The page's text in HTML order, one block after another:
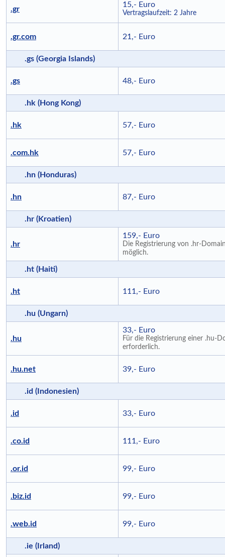
.gr
15,- Euro
Vertragslaufzeit: 2 Jahre
.gr.com 21,- Euro
.gs (Georgia Islands)
.gs 48,- Euro
.hk (Hong Kong)
.hk 57,- Euro
.com.hk 57,- Euro
.hn (Honduras)
.hn 87,- Euro
.hr (Kroatien)
.hr
159,- Euro
Die Registrierung von .hr-
möglich.
.ht (Haiti)
.ht 111,- Euro
.hu (Ungarn)
.hu
33,- Euro
Für die Registrierung einer .hu-
erforderlich.
.hu.net 39,- Euro
.id (Indonesien)
.id 33,- Euro
.co.id 111,- Euro
.or.id 99,- Euro
.biz.id 99,- Euro
.web.id 99,- Euro
.ie (Irland)